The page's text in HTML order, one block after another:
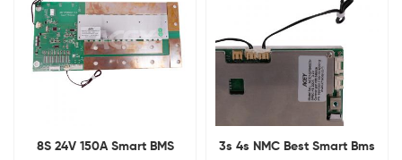
8S 24V 150A Smart BMS
3s 4s NMC Best Smart Bms